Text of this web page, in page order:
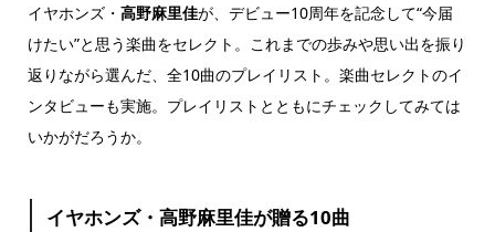
イヤホンズ・ 高野麻里佳が、デビュー10周年を記念して“今届
けたい”と思う楽曲をセレクト。これまでの歩みや思い出を振り
返りながら選んだ、全10曲のプレイリスト。楽曲セレクトのイ
ンタビューも実施。プレイリストとともにチェックしてみては
いかがだろうか。
イヤホンズ・高野麻里佳が贈る10曲